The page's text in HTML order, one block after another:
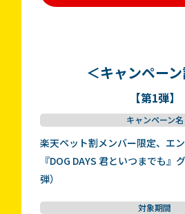
＜キャンペー
【第1弾】
キャンペーン名
楽天ペット割メンバー限定、エ
『DOG DAYS 君といつまでも』
弾）
対象期間